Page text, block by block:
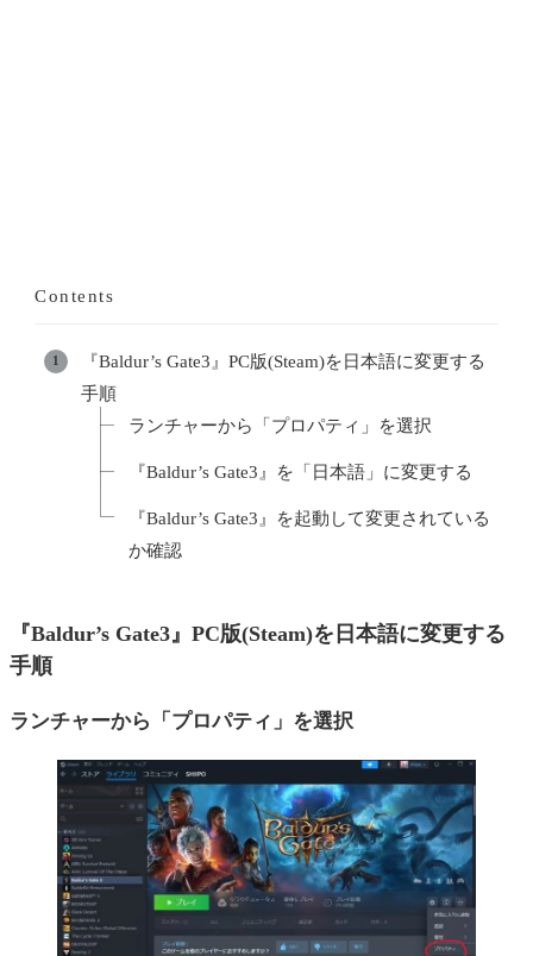
Contents
『Baldur’s Gate3』PC版(Steam)を日本語に変更する
手順
ランチャーから「プロパティ」を選択
『Baldur’s Gate3』を「日本語」に変更する
『Baldur’s Gate3』を起動して変更されている
か確認
『Baldur’s Gate3』PC版(Steam)を日本語に変更する
手順
ランチャーから「プロパティ」を選択